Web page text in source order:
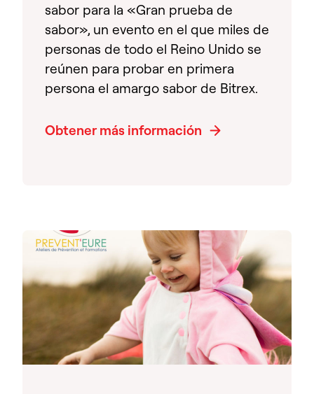
sabor para la «Gran prueba de
sabor», un evento en el que miles de
personas de todo el Reino Unido se
reúnen para probar en primera
persona el amargo sabor de Bitrex.
Obtener más información